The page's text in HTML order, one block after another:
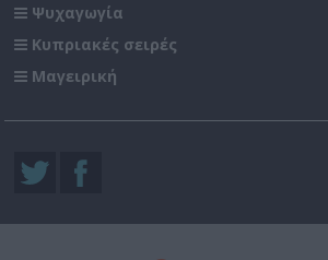
Ψυχαγωγία
Κυπριακές σειρές
Μαγειρική